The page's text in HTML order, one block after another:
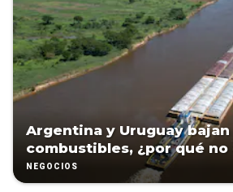
Argentina y Uruguay
combustibles, ¿por qué no
NEGOCIOS